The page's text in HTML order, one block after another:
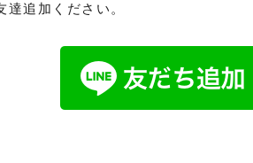
制度について
識２
達追加ください。